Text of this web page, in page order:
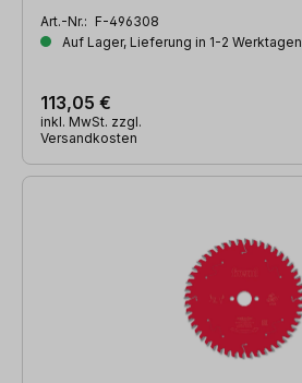
Art.-Nr.: F-496308
Auf Lager, Lieferung in 1-2 Werktagen
113,05 €
inkl. MwSt. zzgl.
Versandkosten